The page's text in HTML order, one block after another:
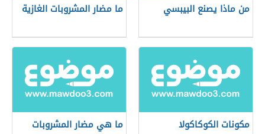
من ماذا يصنع البيبسي ما مضار المشروبات الغازية
مكونات الكوكاكولا
ما هي مضار المشروبات